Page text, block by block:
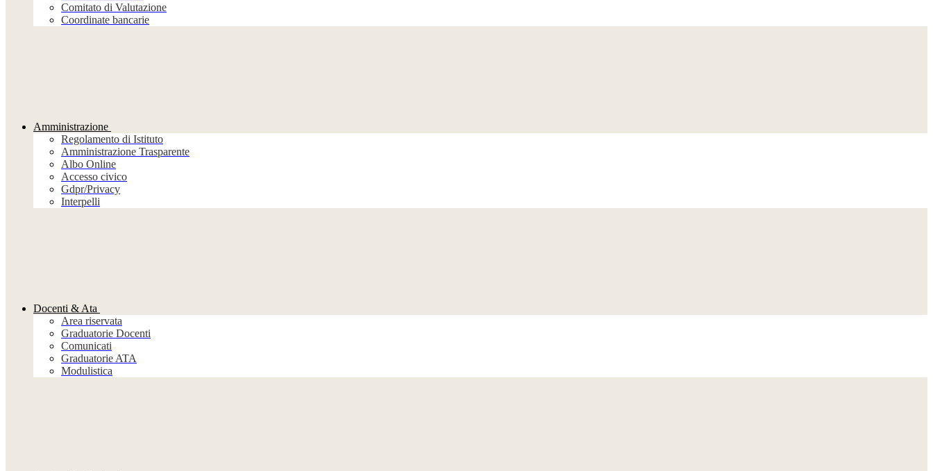
Comitato di Valutazione
Coordinate bancarie
Amministrazione
Regolamento di Istituto
Amministrazione Trasparente
Albo Online
Accesso civico
Gdpr/Privacy
Interpelli
Docenti & Ata
Area riservata
Graduatorie Docenti
Comunicati
Graduatorie ATA
Modulistica